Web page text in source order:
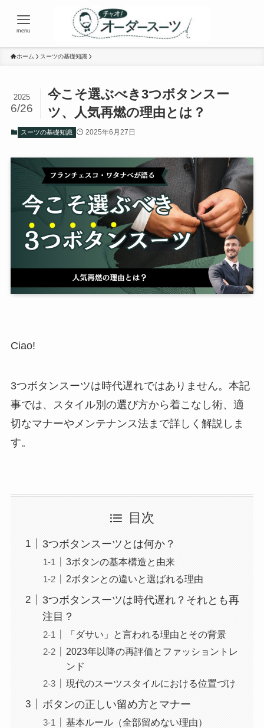
menu
ホーム スーツの基礎知識
今こそ選ぶべき3つボタンスー
ツ、人気再燃の理由とは？
2025
6/26
スーツの基礎知識 2025年6月27日
Ciao!
3つボタンスーツは時代遅れではありません。本記
事では、スタイル別の選び方から着こなし術、適
切なマナーやメンテナンス法まで詳しく解説しま
す。
目次
3つボタンスーツとは何か？
3ボタンの基本構造と由来
2ボタンとの違いと選ばれる理由
3つボタンスーツは時代遅れ？それとも再
注目？
「ダサい」と言われる理由とその背景
2023年以降の再評価とファッショントレ
ンド
現代のスーツスタイルにおける位置づけ
ボタンの正しい留め方とマナー
基本ルール（全部留めない理由）